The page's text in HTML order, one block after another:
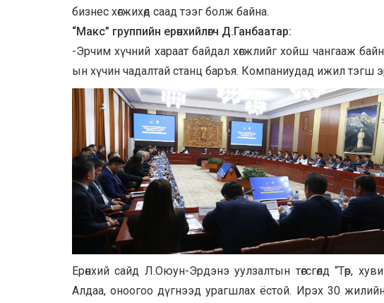
бизнес хөгжихөд саад тээг болж байна.
“Макс” группийн ерөнхийлөгч Д.Ганбаатар:
-Эрчим хүчний хараат байдал хөгжлийг хойш чангааж
ын хүчин чадалтай станц баръя. Компаниудад ижил тэгш
Ерөнхий сайд Л.Оюун-Эрдэнэ уулзалтын төгсгөлд “Төр,
Алдаа, оноогоо дүгнээд урагшлах ёстой. Ирэх 30